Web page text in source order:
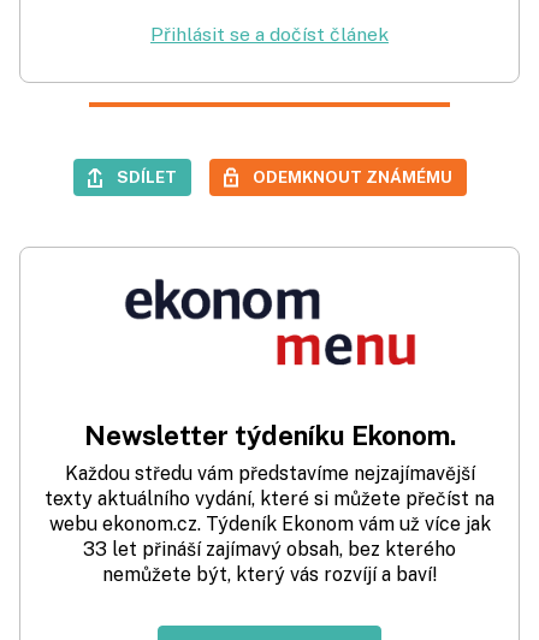
Přihlásit se a dočíst článek
SDÍLET ODEMKNOUT ZNÁMÉMU
Newsletter týdeníku Ekonom.
Každou středu vám představíme nejzajímavější
texty aktuálního vydání, které si můžete přečíst na
webu ekonom.cz. Týdeník Ekonom vám už více jak
33 let přináší zajímavý obsah, bez kterého
nemůžete být, který vás rozvíjí a baví!